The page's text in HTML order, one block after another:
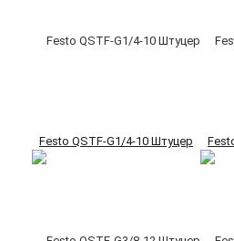
Festo QSTF-G1/4-10 Штуцер